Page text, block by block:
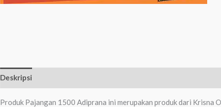
Deskripsi
Produk Pajangan 1500 Adiprana ini merupakan produk dari Krisna